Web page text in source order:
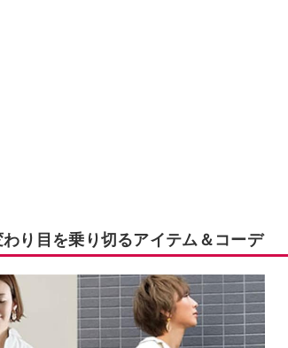
り目を乗り切るアイテム＆コーデ